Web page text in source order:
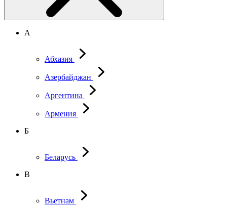
А
Абхазия
Азербайджан
Аргентина
Армения
Б
Беларусь
В
Вьетнам